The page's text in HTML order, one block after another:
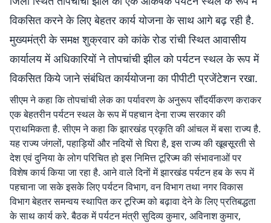
विकसित करने के लिए बेहतर कार्य योजना के साथ आगे बढ़ रही है.
मुख्यमंत्री के समक्ष शुक्रवार को कांके रोड रांची स्थित आवासीय
कार्यालय में अधिकारियों ने तोपचांची झील को पर्यटन स्थल के रूप में
विकसित किये जाने संबंधित कार्ययोजना का पीपीटी प्रजेंटेशन रखा.
सीएम ने कहा कि तोपचांची लेक का पर्यावरण के अनुरूप सौंदर्यीकरण कराकर
एक बेहतरीन पर्यटन स्थल के रूप में पहचान देना राज्य सरकार की
प्राथमिकता है. सीएम ने कहा कि झारखंड प्रकृति की आंचल में बसा राज्य है.
यह राज्य जंगलों, पहाड़ियों और नदियों से घिरा है, इस राज्य की खूबसूरती से
देश एवं दुनिया के लोग परिचित हो इस निमित्त टूरिज्म की संभावनाओं पर
विशेष कार्य किया जा रहा है. आने वाले दिनों में झारखंड पर्यटन हब के रूप में
पहचाना जा सके इसके लिए पर्यटन विभाग, वन विभाग तथा नगर विकास
विभाग बेहतर समन्वय स्थापित कर टूरिज्म को बढ़ावा देने के लिए प्रतिबद्धता
के साथ कार्य करे. बैठक में पर्यटन मंत्री सुदिव्य कुमार, अविनाश कुमार,